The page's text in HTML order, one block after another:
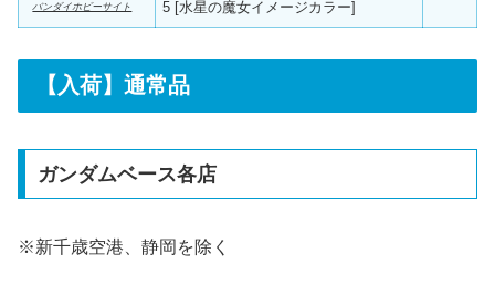
バンダイホビーサイト
5 [水星の魔女イメージカラー]
【入荷】通常品
ガンダムベース各店
※新千歳空港、静岡を除く